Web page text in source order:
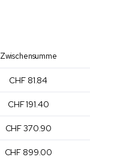
Zwischensumme
CHF 81.84
CHF 191.40
CHF 370.90
CHF 899.00